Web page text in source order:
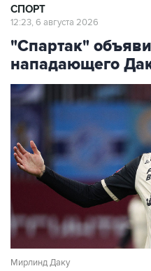
СПОРТ
12:23, 6 августа 2026
"Спартак"
нападающего
Мирлинд Даку